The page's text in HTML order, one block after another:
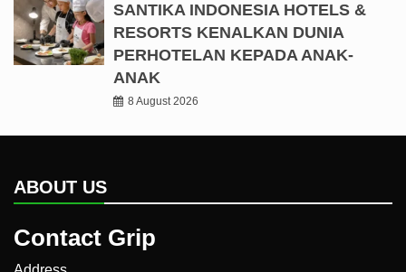
SANTIKA INDONESIA HOTELS &
RESORTS KENALKAN DUNIA
PERHOTELAN KEPADA ANAK-
ANAK
8 August 2026
ABOUT US
Contact Grip